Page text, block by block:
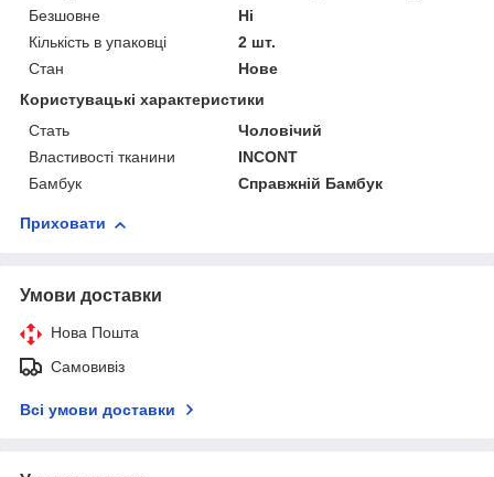
Безшовне
Ні
Кількість в упаковці
2 шт.
Стан
Нове
Користувацькі характеристики
Стать
Чоловічий
Властивості тканини
INCONT
Бамбук
Справжній Бамбук
Приховати
Умови доставки
Нова Пошта
Самовивіз
Всі умови доставки